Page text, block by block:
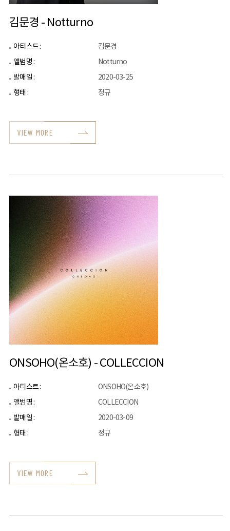
김문경 - Notturno
아티스트 :
김문경
앨범명 :
Notturno
발매일 :
2020-03-25
형태 :
정규
VIEW MORE
ONSOHO(온소호) - COLLECCION
아티스트 :
ONSOHO(온소호)
앨범명 :
COLLECCION
발매일 :
2020-03-09
형태 :
정규
VIEW MORE